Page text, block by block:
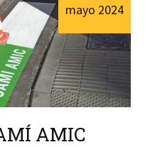
AMIC
mayo 2024